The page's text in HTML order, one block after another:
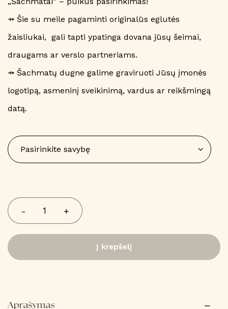
⤀ Šie su meile pagaminti originalūs eglutės
žaisliukai, gali tapti ypatinga dovana jūsų šeimai,
draugams ar verslo partneriams.
⤀ Šachmatų dugne galime graviruoti Jūsų įmonės
logotipą, asmeninį sveikinimą, vardus ar reikšmingą
datą.
-
kiekis:
vnt)
+
Į krepšelį
Aprašymas